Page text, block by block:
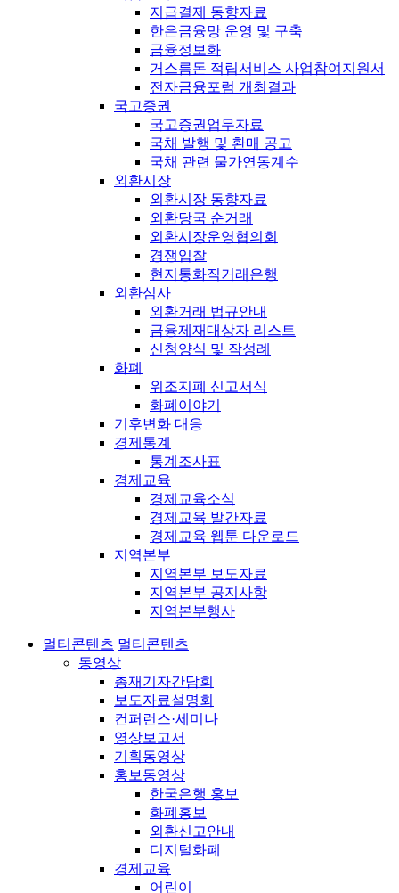
지급결제 동향자료
한은금융망 운영 및 구축
금융정보화
거스름돈 적립서비스 사업참여지원서
전자금융포럼 개최결과
국고증권
국고증권업무자료
국채 발행 및 환매 공고
국채 관련 물가연동계수
외환시장
외환시장 동향자료
외환당국 순거래
외환시장운영협의회
경쟁입찰
현지통화직거래은행
외환심사
외환거래 법규안내
금융제재대상자 리스트
신청양식 및 작성례
화폐
위조지폐 신고서식
화폐이야기
기후변화 대응
경제통계
통계조사표
경제교육
경제교육소식
경제교육 발간자료
경제교육 웹툰 다운로드
지역본부
지역본부 보도자료
지역본부 공지사항
지역본부행사
멀티콘텐츠 멀티콘텐츠
동영상
총재기자간담회
보도자료설명회
컨퍼런스·세미나
영상보고서
기획동영상
홍보동영상
한국은행 홍보
화폐홍보
외환신고안내
디지털화폐
경제교육
어린이